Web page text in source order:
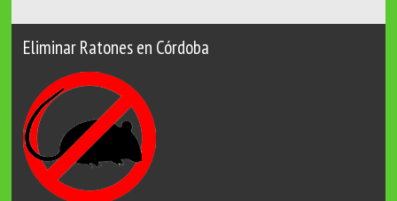
Eliminar Ratones en Córdoba